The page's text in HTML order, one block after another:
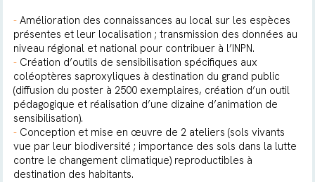
-Amélioration des connaissances au local sur les espèces
présentes et leur localisation ; transmission des données au
niveau régional et national pour contribuer à l’INPN.
- Création d’outils de sensibilisation spécifiques aux
coléoptères saproxyliques à destination du grand public
(diffusion du poster à 2500 exemplaires, création d’un outil
pédagogique et réalisation d’une dizaine d’animation de
sensibilisation).
- Conception et mise en œuvre de 2 ateliers (sols vivants
vue par leur biodiversité ; importance des sols dans la lutte
contre le changement climatique) reproductibles à
destination des habitants.